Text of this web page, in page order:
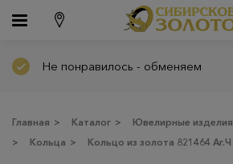
Не понравилось - обменяем
Главная > Каталог > Ювелирные изделия
>
Кольца > Кольцо из золота 821464 Аг.Ч